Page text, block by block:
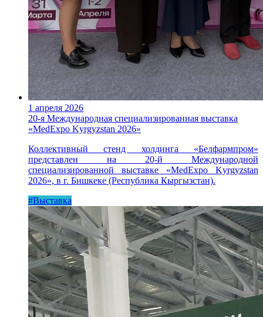
1 апреля 2026
20-я Международная специализированная выставка
«MedExpo Kyrgyzstan 2026»
Коллективный стенд холдинга «Белфармпром»
представлен на 20-й Международной
специализированной выставке «MedExpo Kyrgyzstan
2026», в г. Бишкеке (Республика Кыргызстан).
#Выставка